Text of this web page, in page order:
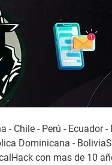
- Chile - Perú - Ecuador
Dominicana -
con mas de 10